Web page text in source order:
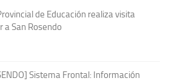
de Educación realiza visita
a San Rosendo
Sistema Frontal: Información